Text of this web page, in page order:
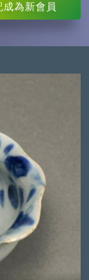
成為新會員